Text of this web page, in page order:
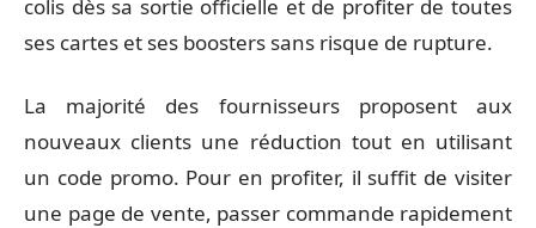
colis dès sa sortie officielle et de profiter de toutes
ses cartes et ses boosters sans risque de rupture.
La majorité des fournisseurs proposent aux
nouveaux clients une réduction tout en utilisant
un code promo. Pour en profiter, il suffit de visiter
une page de vente, passer commande rapidement